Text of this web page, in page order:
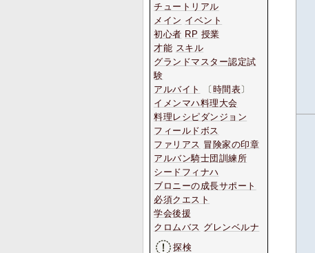
チュートリアル
メイン イベント
初心者 RP 授業
才能 スキル
グランドマスター認定試
験
アルバイト
〔時間表〕
イメンマハ料理大会
料理レシピダンジョン
フィールドボス
ファリアス 冒険家の印章
アルバン騎士団訓練所
シードフィナハ
ブロニーの成長サポート
必須クエスト
学会後援
クロムバス グレンベルナ
探検